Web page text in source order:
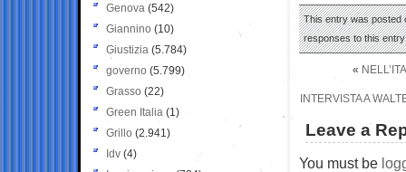
This entry was posted
responses to this
«
INTERVISTA A
Leave a
You must be
Genova (542)
Giannino (10)
Giustizia (5.784)
governo (5.799)
Grasso (22)
Green Italia (1)
Grillo (2.941)
Idv (4)